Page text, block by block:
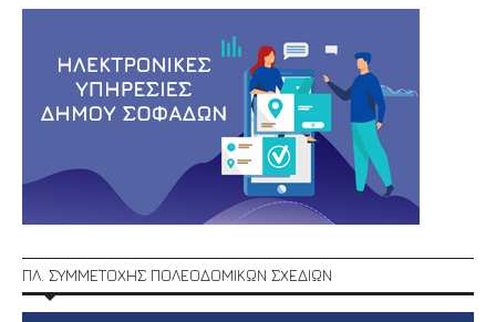
ΠΛ. ΣΥΜΜΕΤΟΧΗΣ ΠΟΛΕΟΔΟΜΙΚΩΝ ΣΧΕΔΙΩΝ